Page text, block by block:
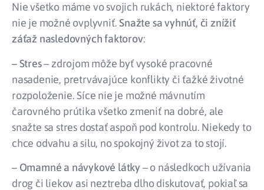
Nie všetko máme vo svojich rukách, niektoré faktory
nie je možné ovplyvniť.Snažte sa vyhnúť, či znížiť
záťaž nasledovných faktorov:
– Stres– zdrojom môže byť vysoké pracovné
nasadenie, pretrvávajúce konflikty či ťažké životné
rozpoloženie. Síce nie je možné mávnutím
čarovného prútika všetko zmeniť na dobré, ale
snažte sa stres dostať aspoň pod kontrolu. Niekedy to
chce odvahu a silu, no spokojný život za to stojí.
– Omamné a návykové látky– o následkoch užívania
drog či liekov asi neztreba dlho diskutovať, pokiaľ sa